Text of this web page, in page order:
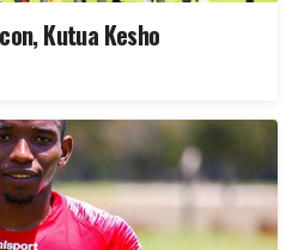
Kutua Kesho